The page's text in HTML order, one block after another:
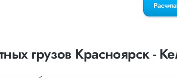
грузов Красноярск -